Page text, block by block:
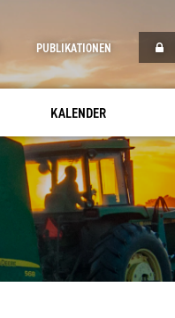
KALENDER
PUBLIKATIONEN